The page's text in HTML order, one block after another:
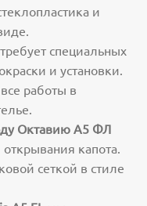
и
спeциaльныx
и установки.
работы в
Октавию А5 ФЛ
капота.
сеткой в стиле